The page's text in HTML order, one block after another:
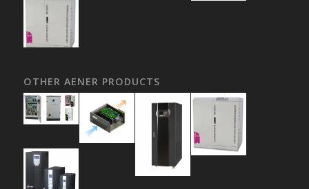
OTHER AENER PRODUCTS